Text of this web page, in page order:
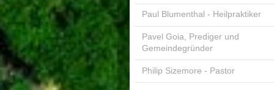
Paul Blumenthal - Heilpraktiker
Pavel Goia, Prediger und
Gemeindegründer
Philip Sizemore - Pastor